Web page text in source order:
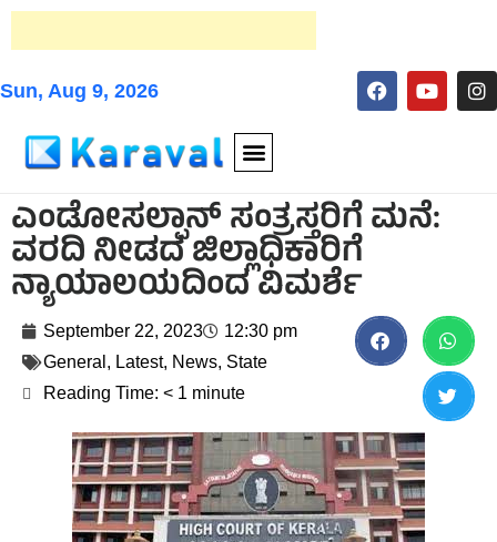
Sun, Aug 9, 2026
ಎಂಡೋಸಲ್ಫಾನ್ ಸಂತ್ರಸ್ತರಿಗೆ ಮನೆ:
ವರದಿ ನೀಡದ ಜಿಲ್ಲಾಧಿಕಾರಿಗೆ
ನ್ಯಾಯಾಲಯದಿಂದ ವಿಮರ್ಶೆ
September 22, 2023
12:30 pm
General , Latest, News, State
Reading Time: < 1 minute